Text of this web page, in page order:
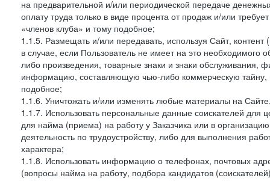
на предварительной и/или периодической передаче
оплату труда только в виде процента от продаж и/или
«членов клуба» и тому подобное;
1.1.5. Размещать и/или передавать, используя Сайт,
в случае, если Пользователь не имеет на это
либо произведения, товарные знаки и знаки
информацию, составляющую чью-либо коммерческую тайну,
подобное;
1.1.6. Уничтожать и/или изменять любые материалы на
1.1.7. Использовать персональные данные соискателей для
для найма (приема) на работу у Заказчика или в
деятельность по трудоустройству, либо для выполнения
характера;
1.1.8. Использовать информацию о телефонах, почтовых
(вопросы найма на работу, подбора кандидатов